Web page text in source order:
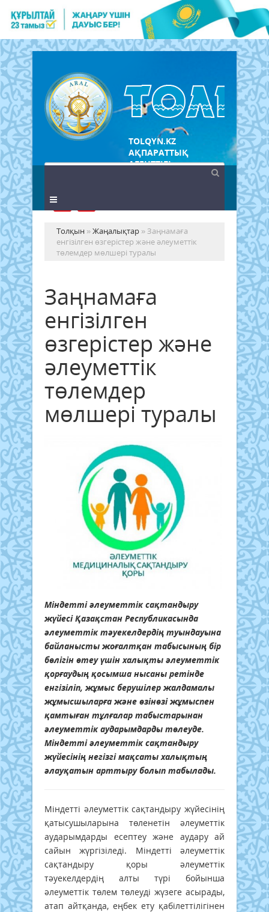
TOLQYN.KZ
АҚПАРАТТЫҚ
АГЕНТТІГІ
Толқын »Жаңалықтар » Заңнамаға
енгізілген өзгерістер және әлеуметтік
төлемдер мөлшері туралы
Заңнамаға
енгізілген
өзгерістер және
әлеуметтік
төлемдер
мөлшері туралы
Міндетті әлеуметтік сақтандыру
жүйесі Қазақстан Республикасында
әлеуметтік тәуекелдердің туындауына
байланысты жоғалтқан табысының бiр
бөлiгiн өтеу үшiн халықты әлеуметтік
қорғаудың қосымша нысаны ретінде
енгізіліп, жұмыс берушілер жалдамалы
жұмысшыларға және өзінөзі жұмыспен
қамтыған тұлғалар табыстарынан
әлеуметтік аударымдарды төлеуде.
Міндетті әлеуметтік сақтандыру
жүйесінің негізгі мақсаты халықтың
әлауқатын арттыру болып табылады.
Міндетті әлеуметтік сақтандыру жүйесінің
қатысушыларына төленетін әлеуметтік
аударымдарды есептеу және аудару ай
сайын жүргізіледі. Міндетті әлеуметтік
сақтандыру қоры әлеуметтік
тәуекелдердің алты түрі бойынша
әлеуметтік төлем төлеуді жүзеге асырады,
атап айтқанда, еңбек ету қабілеттілігінен